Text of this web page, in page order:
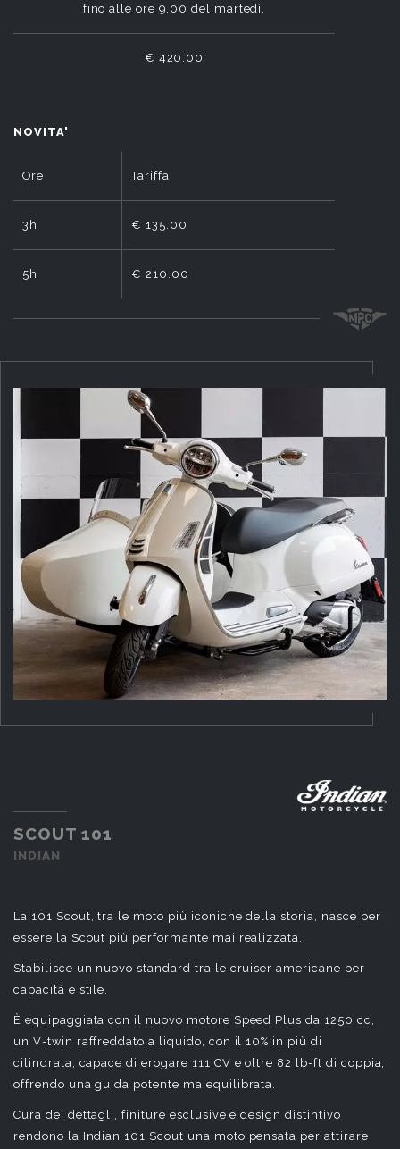
fino alle ore 9.00 del martedì.
€ 420.00
NOVITA'
Ore Tariffa
3h € 135.00
5h € 210.00
SCOUT 101
INDIAN
La 101 Scout, tra le moto più iconiche della storia, nasce per
essere la Scout più performante mai realizzata.
Stabilisce un nuovo standard tra le cruiser americane per
capacità e stile.
È equipaggiata con il nuovo motore Speed Plus da 1250 cc,
un V-twin raffreddato a liquido, con il 10% in più di
cilindrata, capace di erogare 111 CV e oltre 82 lb-ft di coppia,
offrendo una guida potente ma equilibrata.
Cura dei dettagli, finiture esclusive e design distintivo
rendono la Indian 101 Scout una moto pensata per attirare